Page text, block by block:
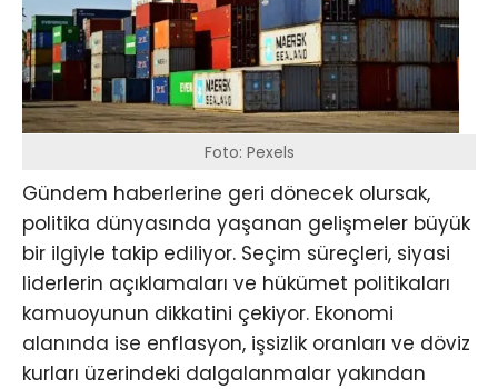
Foto: Pexels
Gündem haberlerine geri dönecek olursak,
politika dünyasında yaşanan gelişmeler büyük
bir ilgiyle takip ediliyor. Seçim süreçleri, siyasi
liderlerin açıklamaları ve hükümet politikaları
kamuoyunun dikkatini çekiyor. Ekonomi
alanında ise enflasyon, işsizlik oranları ve döviz
kurları üzerindeki dalgalanmalar yakından